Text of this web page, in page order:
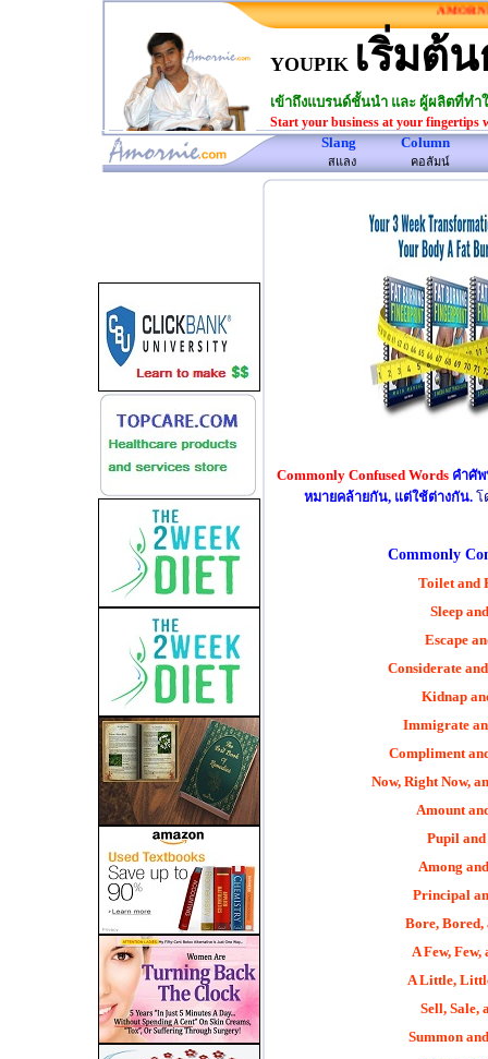
YOUPIK เริ่มต้
เข้าถึงแบรนด์ชั้นนำ และ ผู้ผลิตที่ท
Start your business at your fingertips
www.amornie.com> Slang Column
สแลง คอลัมน์
Commonly Confused Words คําศั
หมายคล้ายกัน, แต่ใช้ต่างกัน.โ
Commonly
Toilet and
Sleep
Escape
Considerate
Kidnap
Immigrate
Compliment
Now, Right Now,
Amount
Pupil and
Among
Principal
Bore, Bored,
A Few, Few,
A Little,
Sell, Sale,
Summon